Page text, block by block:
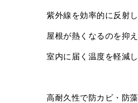
紫外線を効率的に反射し
屋根が熱くなるのを抑え
室内に届く温度を軽減し
高耐久性で防カビ・防